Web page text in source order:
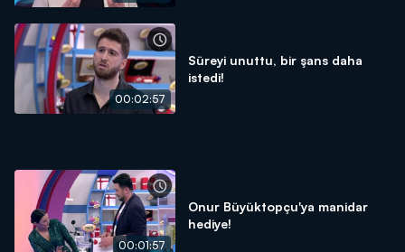
00:02:57
Süreyi unuttu, bir şans daha
istedi!
00:01:57
Onur Büyüktopçu'ya manidar
hediye!